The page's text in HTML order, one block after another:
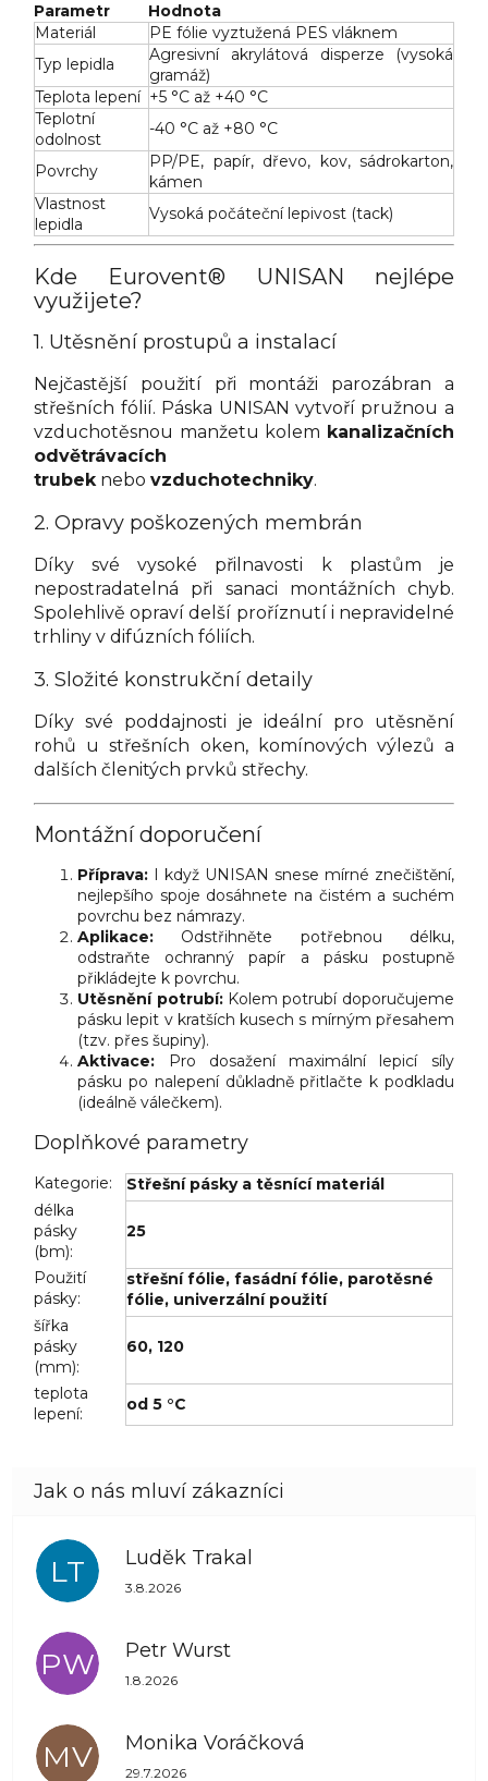
Parametr
Hodnota
Materiál
PE fólie vyztužená PES vláknem
Typ lepidla
Agresivní akrylátová disperze (vysoká
gramáž)
Teplota lepení +5 °C až +40 °C
Teplotní
odolnost
-40 °C až +80 °C
Povrchy
PP/PE, papír, dřevo, kov, sádrokarton,
kámen
Vlastnost
lepidla
Vysoká počáteční lepivost (tack)
Kde Eurovent® UNISAN nejlépe
využijete?
1. Utěsnění prostupů a instalací
Nejčastější použití při montáži parozábran a
střešních fólií. Páska UNISAN vytvoří pružnou a
vzduchotěsnou manžetu kolem kanalizačních
odvětrávacích
trubek nebo vzduchotechniky.
2. Opravy poškozených membrán
Díky své vysoké přilnavosti k plastům je
nepostradatelná při sanaci montážních chyb.
Spolehlivě opraví delší proříznutí i nepravidelné
trhliny v difúzních fóliích.
3. Složité konstrukční detaily
Díky své poddajnosti je ideální pro utěsnění
rohů u střešních oken, komínových výlezů a
dalších členitých prvků střechy.
Montážní doporučení
Příprava: I když UNISAN snese mírné znečištění,
nejlepšího spoje dosáhnete na čistém a suchém
povrchu bez námrazy.
Aplikace:
Odstřihněte potřebnou délku,
odstraňte ochranný papír a pásku postupně
přikládejte k povrchu.
Utěsnění potrubí: Kolem potrubí doporučujeme
pásku lepit v kratších kusech s mírným přesahem
(tzv. přes šupiny).
Aktivace:
Pro dosažení maximální lepicí síly
pásku po nalepení důkladně přitlačte k podkladu
(ideálně válečkem).
Doplňkové parametry
Kategorie:
Střešní pásky a těsnící materiál
délka
pásky
(bm):
25
Použití
pásky:
střešní fólie,fasádní fólie, parotěsné
fólie, univerzální použití
šířka
pásky
(mm):
60, 120
teplota
lepení: od 5 °C
LT Luděk Trakal
Hodnocení obchodu je 5 z 5 hvězdiček.
3.8.2026
PW Petr Wurst
Hodnocení obchodu je 5 z 5 hvězdiček.
1.8.2026
MV Monika Voráčková
Hodnocení obchodu je 5 z 5 hvězdiček.
29.7.2026